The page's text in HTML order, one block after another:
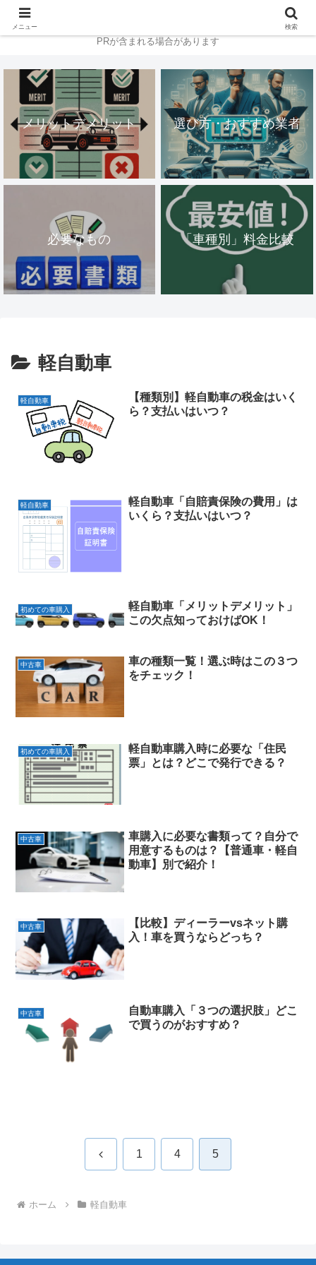
PRが含まれる場合があります
メリットデメリット 選び方・おすすめ業者
必要なもの 「車種別」料金比較
軽自動車
軽自動車
【種類別】軽自動車の税金はいく
ら？支払いはいつ？
軽自動車
軽自動車「自賠責保険の費用」は
いくら？支払いはいつ？
初めての車購入
軽自動車「メリットデメリット」
この欠点知っておけばOK！
中古車
車の種類一覧！選ぶ時はこの３つ
をチェック！
初めての車購入
軽自動車購入時に必要な「住民
票」とは？どこで発行できる？
中古車
車購入に必要な書類って？自分で
用意するものは？【普通車・軽自
動車】別で紹介！
中古車
【比較】ディーラーvsネット購
入！車を買うならどっち？
中古車
自動車購入「３つの選択肢」どこ
で買うのがおすすめ？
前 1 4 5
ホーム 軽自動車
メニュー 検索